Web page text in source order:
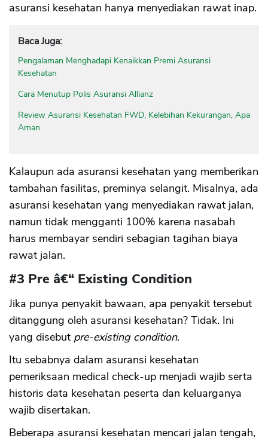
asuransi kesehatan hanya menyediakan rawat inap.
Baca Juga:
Pengalaman Menghadapi Kenaikkan Premi Asuransi
Kesehatan
Cara Menutup Polis Asuransi Allianz
Review Asuransi Kesehatan FWD, Kelebihan Kekurangan, Apa
Aman
Kalaupun ada asuransi kesehatan yang memberikan
tambahan fasilitas, preminya selangit. Misalnya, ada
asuransi kesehatan yang menyediakan rawat jalan,
namun tidak mengganti 100% karena nasabah
harus membayar sendiri sebagian tagihan biaya
rawat jalan.
#3 Pre â€“ Existing Condition
Jika punya penyakit bawaan, apa penyakit tersebut
ditanggung oleh asuransi kesehatan? Tidak. Ini
yang disebut pre-existing condition.
Itu sebabnya dalam asuransi kesehatan
pemeriksaan medical check-up menjadi wajib serta
historis data kesehatan peserta dan keluarganya
wajib disertakan.
Beberapa asuransi kesehatan mencari jalan tengah,